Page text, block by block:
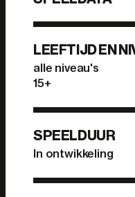
LEEFTIJD EN
alle niveau's
15+
SPEELDUUR
In ontwikkeling